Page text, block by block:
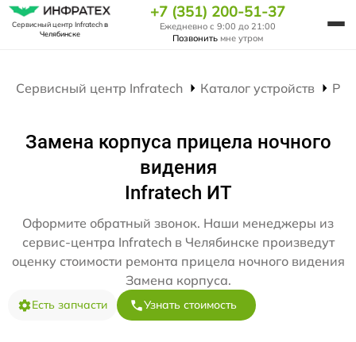
Сервисный центр Infratechв
Челябинске
+7 (351) 200-51-37
Ежедневно с 9:00 до 21:00
Позвонить мне утром
Сервисный центр Infratech Каталог устройств
Замена корпуса прицела ночного
видения
Infratech ИТ
Оформите обратный звонок. Наши менеджеры из
сервис-центра Infratech в Челябинске произведут
оценку стоимости ремонта прицела ночного видения
Замена корпуса.
Есть запчасти Узнать стоимость